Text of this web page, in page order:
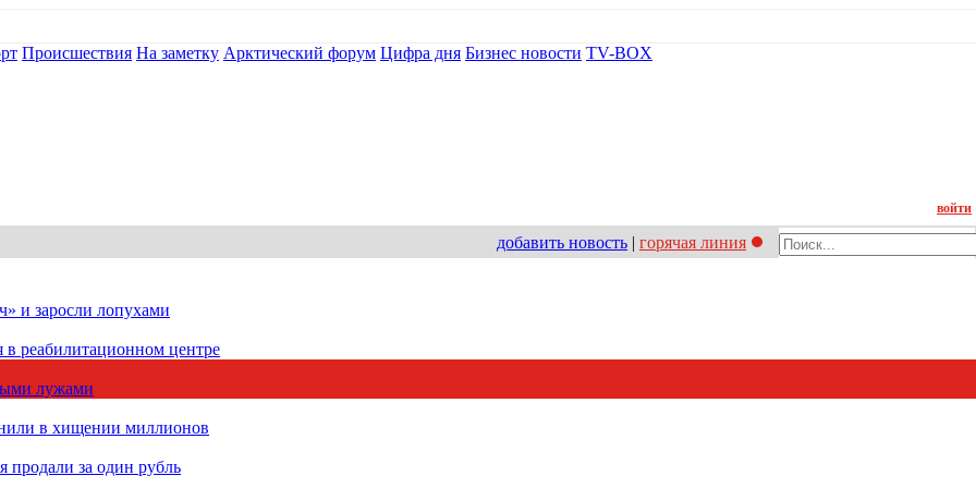
Происшествия На заметку Арктический форум Цифра дня Бизнес новости TV-BOX
войти
добавить новость | горячая линия
и заросли лопухами
реабилитационном центре
лужами
в хищении миллионов
продали за один рубль